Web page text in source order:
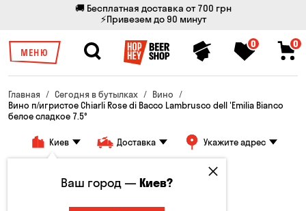
🚚 Бесплатная доставка от 700 грн
⚡Привезем до 90 минут
МЕНЮ
0 0
Главная Сегодня в бутылках
Вино
Вино п/игристое Chiarli Rose di Bacco Lambrusco dell 'Emilia Bianco
белое сладкое 7.5°
Киев Доставка Укажите адрес
Ваш город —Киев?